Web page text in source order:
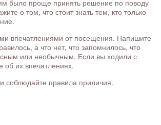
было проще принять решение по поводу
о том, что стоит знать тем, кто только
впечатлениями от посещения. Напишите
а что нет, что запомнилось, что
или необычным. Если вы ходили с
об их впечатлениях.
соблюдайте правила приличия.